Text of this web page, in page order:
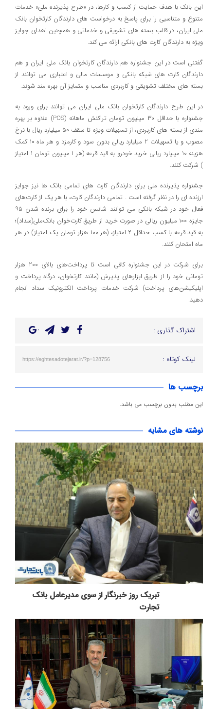
این بانک با هدف حمایت از کسب و کارها، در «طرح پذیرنده ملی» خدمات
متنوع و متناسبی را برای پاسخ به درخواست های دارندگان کارتخوان بانک
ملی ایران، در قالب بسته های تشویقی و خدماتی و همچنین اهدای جوایز
ویژه به دارندگان کارت های بانکی ارائه می کند.
گفتنی است در این جشنواره هم دارندگان کارتخوان بانک ملی ایران و هم
دارندگان کارت های شبکه بانکی و موسسات مالی و اعتباری می توانند از
بسته های مختلف تشویقی و کاربردی مناسب و متمایز آن بهره مند شوند.
در این طرح دارندگان کارتخوان بانک ملی ایران می توانند برای ورود به
جشنواره با حداقل ۳۰ میلیون تومان تراکنش ماهانه (POS) علاوه بر بهره
مندی از بسته های کاربردی، از تسهیلات ویژه تا سقف 50 میلیارد ریال با نرخ
مصوب و یا تسهیلات 2 میلیارد ریالی بدون سود و کارمزد و هر ماه ۱۰ کمک
‌هزینه 10 میلیارد ‌ریالی خرید خودرو به قید قرعه (هر ۱ میلیون تومان ۱ امتیاز
) شرکت کنند.
جشنواره پذیرنده ملی برای دارندگان کارت های تمامی بانک ها نیز جوایز
ارزنده ای را در نظر گرفته است . تمامی دارندگان کارت، با هر یک از کارت‌های
فعال خود در شبکه بانکی می توانند شانس خود را برای برنده شدن ۹۵
جایزه 100 میلیون ریالی در صورت خرید از طریق کارت‌خوان بانک‌ملی(سداد)؛
به قید قرعه با کسب حداقل ۲ امتیاز، (هر ۱۰۰ هزار تومان یک امتیاز) در هر
ماه امتحان کنند.
برای شرکت در این جشنواره کافی است تا پرداخت‌های بالای 200 هزار
تومانی خود را از طریق ابزارهای پذیرش (مانند کارتخوان، درگاه پرداخت و
اپلیکیشن‌های پرداخت) شرکت خدمات پرداخت الکترونیک سداد انجام
دهید.
اشتراک گذاری :
لینک کوتاه : https://eghtesadotejarat.ir/?p=128756
برچسب ها
این مطلب بدون برچسب می باشد.
نوشته های مشابه
تبریک روز خبرنگار از سوی مدیرعامل بانک
تجارت